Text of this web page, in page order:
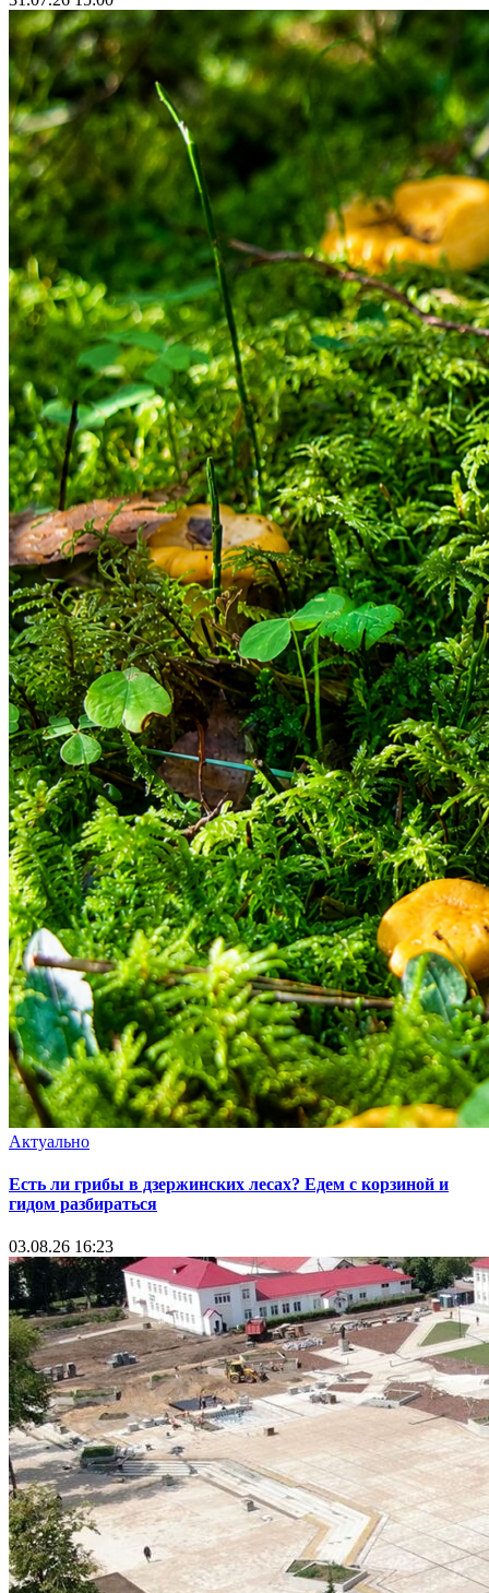
Актуально
Есть ли грибы в дзержинских лесах? Едем с корзиной и
гидом разбираться
03.08.26 16:23